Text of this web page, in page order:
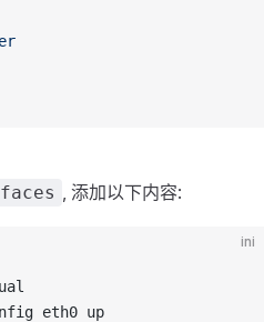
, 添加以下内容:
ini
eth0 up